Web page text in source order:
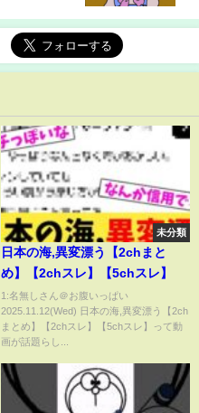
未分類
日本の海,異変漂う【2chまと
め】【2chスレ】【5chスレ】
1:名無しさん＠お腹いっぱい
2025.11.12(Wed) 日本の海,異変漂う【2ch
まとめ】【2chスレ】【5chスレ】って動
画が話題らし...